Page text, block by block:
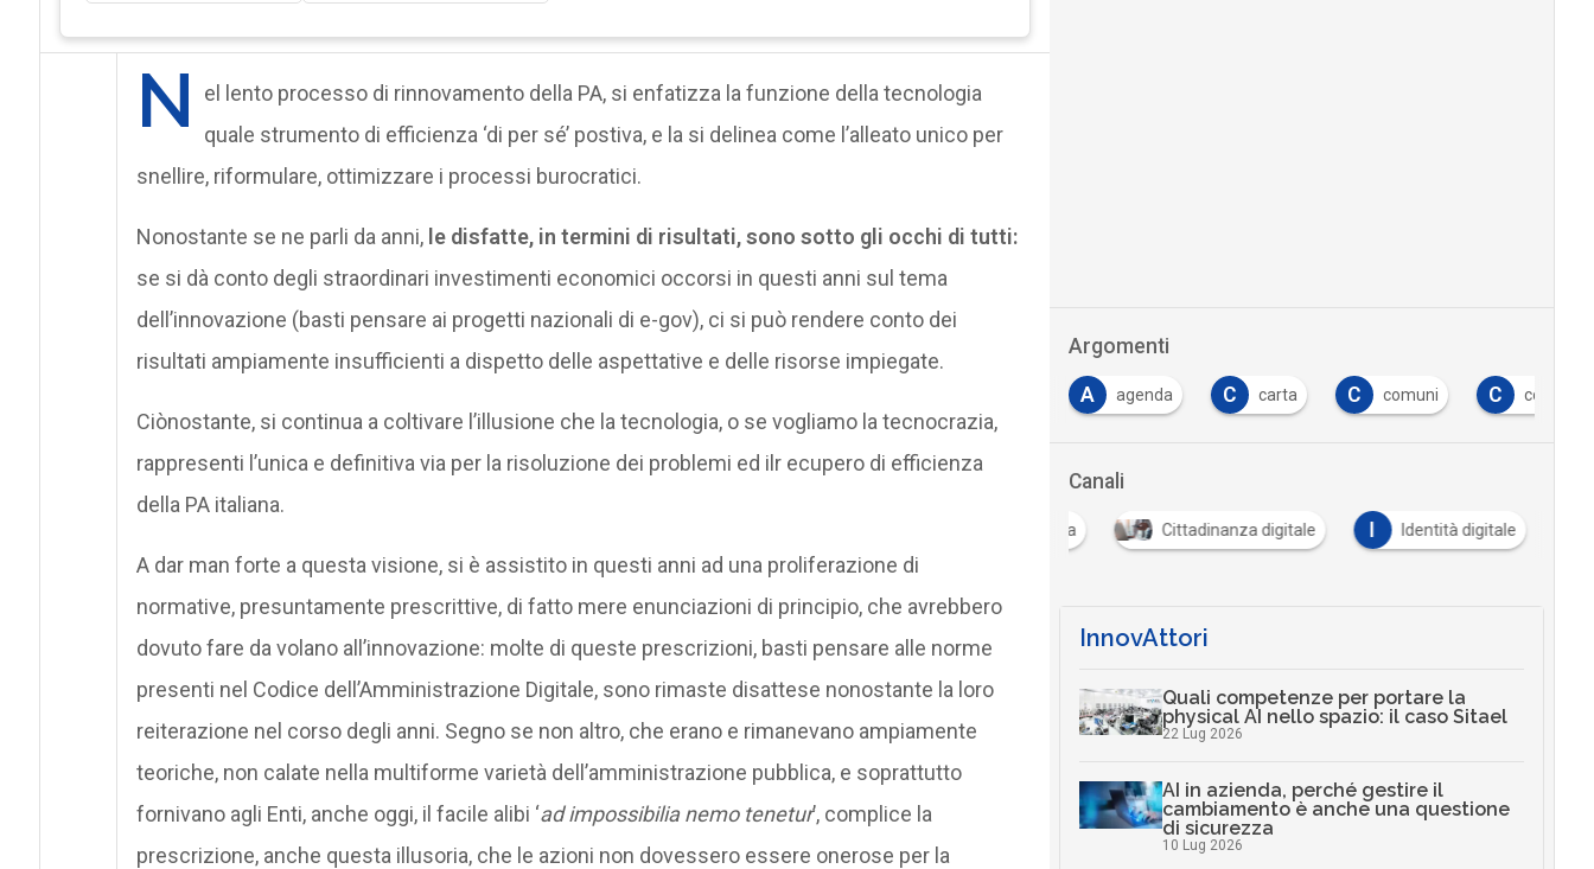
N
el lento processo di rinnovamento della PA, si enfatizza la funzione della tecnologia
quale strumento di efficienza ‘di per sé’ postiva, e la si delinea come l’alleato unico per
snellire, riformulare, ottimizzare i processi burocratici.
Nonostante se ne parli da anni,le disfatte, in termini di risultati, sono sotto gli occhi di tutti:
se si dà conto degli straordinari investimenti economici occorsi in questi anni sul tema
dell’innovazione (basti pensare ai progetti nazionali di e-gov), ci si può rendere conto dei
risultati ampiamente insufficienti a dispetto delle aspettative e delle risorse impiegate.
Ciònostante, si continua a coltivare l’illusione che la tecnologia, o se vogliamo la tecnocrazia,
rappresenti l’unica e definitiva via per la risoluzione dei problemi ed ilr ecupero di efficienza
della PA italiana.
A dar man forte a questa visione, si è assistito in questi anni ad una proliferazione di
normative, presuntamente prescrittive, di fatto mere enunciazioni di principio, che avrebbero
dovuto fare da volano all’innovazione: molte di queste prescrizioni, basti pensare alle norme
presenti nel Codice dell’Amministrazione Digitale, sono rimaste disattese nonostante la loro
reiterazione nel corso degli anni. Segno se non altro, che erano e rimanevano ampiamente
teoriche, non calate nella multiforme varietà dell’amministrazione pubblica, e soprattutto
fornivano agli Enti, anche oggi, il facile alibi ‘ad impossibilia nemo tenetur’, complice la
prescrizione, anche questa illusoria, che le azioni non dovessero essere onerose per la
Argomenti
A agenda C carta C comuni C costi
Canali
Anagrafe unica Cittadinanza digitale Identità digitale
InnovAttori
Quali competenze per portare la
physical AI nello spazio: il caso Sitael
22 Lug 2026
AI in azienda, perché gestire il
cambiamento è anche una questione
di sicurezza
10 Lug 2026